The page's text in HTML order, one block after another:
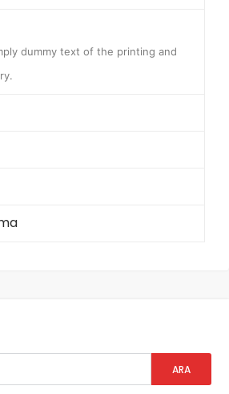
dummy text of the printing and